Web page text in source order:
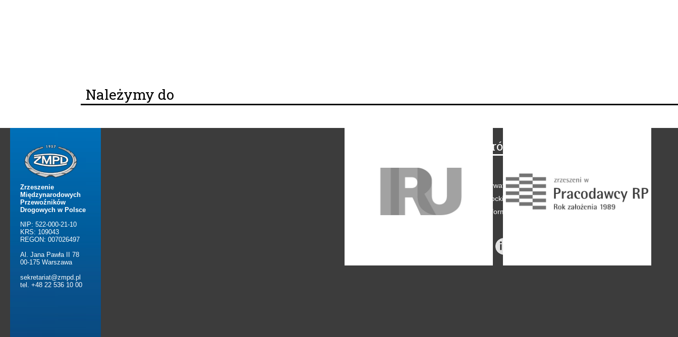
Należymy do
Zrzeszenie
Międzynarodowych
Przewoźników
Drogowych w Polsce
NIP: 522-000-21-10
KRS: 109043
REGON: 007026497
Al. Jana Pawła II 78
00-175 Warszawa
sekretariat@zmpd.pl
tel. +48 22 536 10 00
Na skróty
Polityka prywatności
Polityka coockies
-Klauzule informacyjne